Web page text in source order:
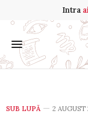
Intra
SUB LUPĂ 2 AUGUST